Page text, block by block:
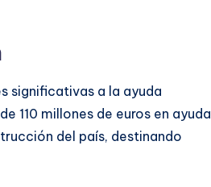
significativas a la ayuda
110 millones de euros en ayuda
del país, destinando